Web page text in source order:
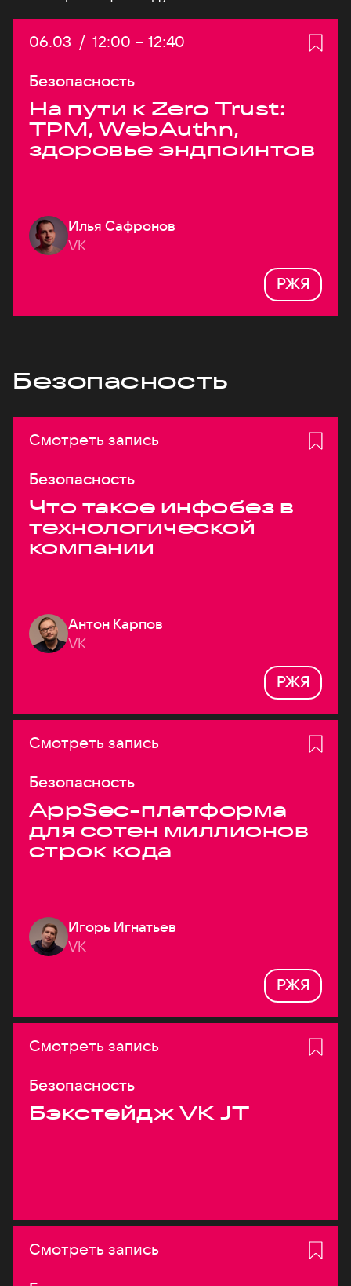
Дата:
06.03 / Начало:
12:00 – Конец:
12:40
Безопасность
На пути к Zero Trust:
TPM, WebAuthn,
здоровье эндпоинтов
Илья Сафронов
VK
РЖЯ
Безопасность
Смотреть запись
Безопасность
Что такое инфобез в
технологической
компании
Антон Карпов
VK
РЖЯ
Смотреть запись
Безопасность
AppSec-платформа
для сотен миллионов
строк кода
Игорь Игнатьев
VK
РЖЯ
Смотреть запись
Безопасность
Бэкстейдж VK JT
Смотреть запись